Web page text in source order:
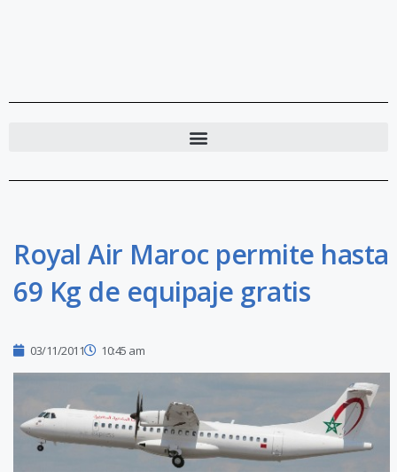
Royal Air Maroc permite hasta
69 Kg de equipaje gratis
03/11/2011 10:45 am